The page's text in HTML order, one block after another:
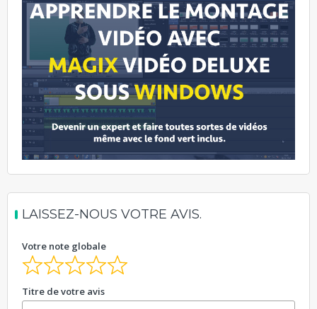
LAISSEZ-NOUS VOTRE AVIS.
Votre note globale
Titre de votre avis